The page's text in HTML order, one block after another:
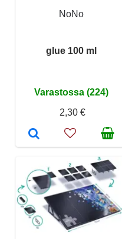
NoNo
glue 100 ml
Varastossa (224)
2,30 €